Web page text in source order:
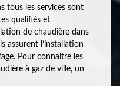
tous les services sont
qualifiés et
de chaudière dans
assurent l’installation
Pour connaitre les
à gaz de ville, un